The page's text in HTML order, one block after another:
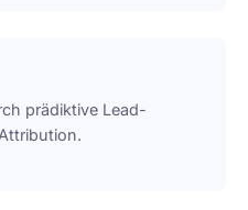
prädiktive Lead-